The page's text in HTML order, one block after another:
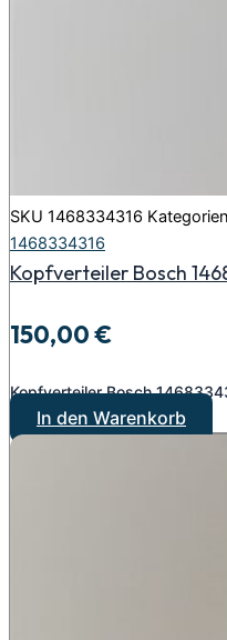
SKU 1468334316 Kategorien
1468334316
Kopfverteiler Bosch
150,00€
Kopfverteiler Bosch
In den Warenkorb